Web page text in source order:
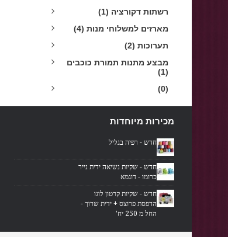
רשתות דקורציה (1)
מארזים למשלוחי מנות (4)
תערוכות (2)
מבצע מתנות תמורת כוכבים
(1)
(0)
מכירות מיוחדות
חדש - רפיה בגליל
חדש - שקיות נשיאה ידית נייר
כרומו - דוגמא
חדש - שקיות קרטון לוגו
הדפסת פרוצס + ידית שרוך -
החל מ 250 יח'